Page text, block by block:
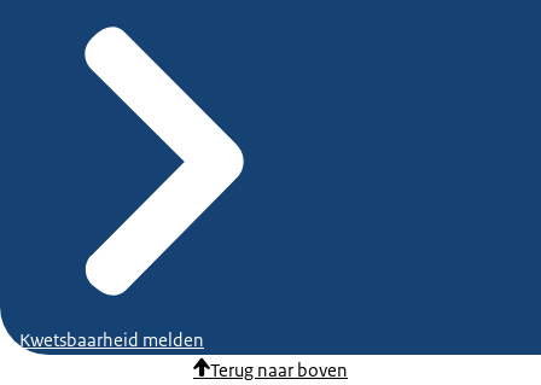
Kwetsbaarheid melden
Terug naar boven